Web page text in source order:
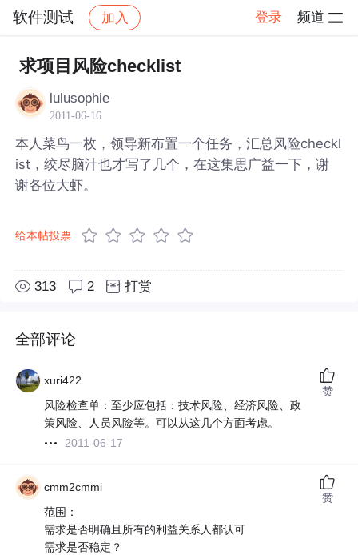
软件测试 加入 登录 频道
社区 软件测试 帖子详情
求项目风险checklist
lulusophie
2011-06-16
本人菜鸟一枚，领导新布置一个任务，汇总风险checkl
ist，绞尽脑汁也才写了几个，在这集思广益一下，谢
谢各位大虾。
给本帖投票
313 2 打赏
全部评论
xuri422
风险检查单：至少应包括：技术风险、经济风险、政
策风险、人员风险等。可以从这几个方面考虑。
2011-06-17
赞
cmm2cmmi
范围：
需求是否明确且所有的利益关系人都认可
需求是否稳定？
赞